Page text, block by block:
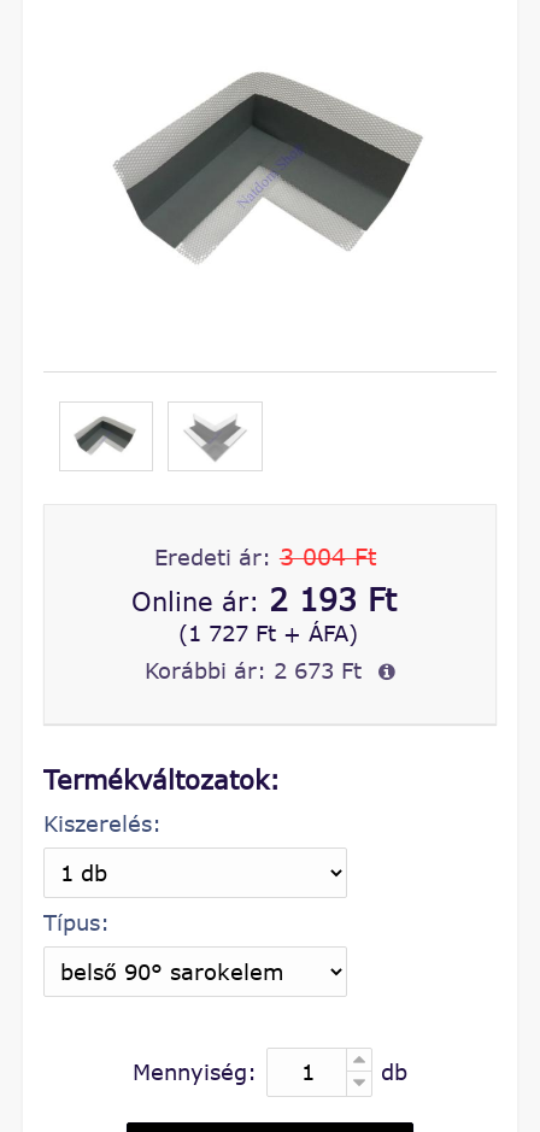
Eredeti ár: 3 004 Ft
Online ár: 2 193 Ft
(1 727 Ft + ÁFA)
Korábbi ár: 2 673 Ft
Termékváltozatok:
Kiszerelés:
Típus:
Mennyiség: db